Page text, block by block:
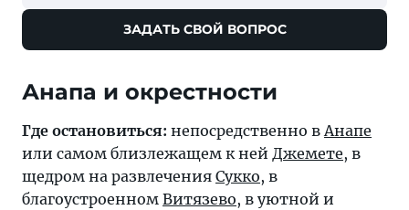
ЗАДАТЬ СВОЙ ВОПРОС
Анапа и окрестности
Где остановиться: непосредственно вАнапе
или самом близлежащем к ней Джемете, в
щедром на развлечения Сукко, в
благоустроенном Витязево, в уютной и